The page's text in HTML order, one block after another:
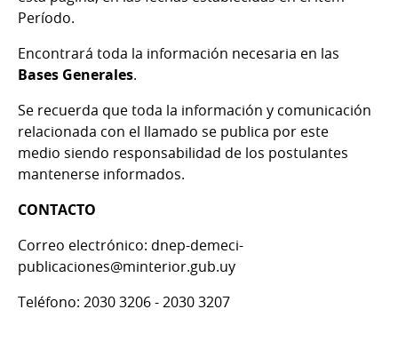
Período.
Encontrará toda la información necesaria en las
Bases Generales.
Se recuerda que toda la información y comunicación
relacionada con el llamado se publica por este
medio siendo responsabilidad de los postulantes
mantenerse informados.
CONTACTO
Correo electrónico: dnep-demeci-
publicaciones@minterior.gub.uy
Teléfono: 2030 3206 - 2030 3207